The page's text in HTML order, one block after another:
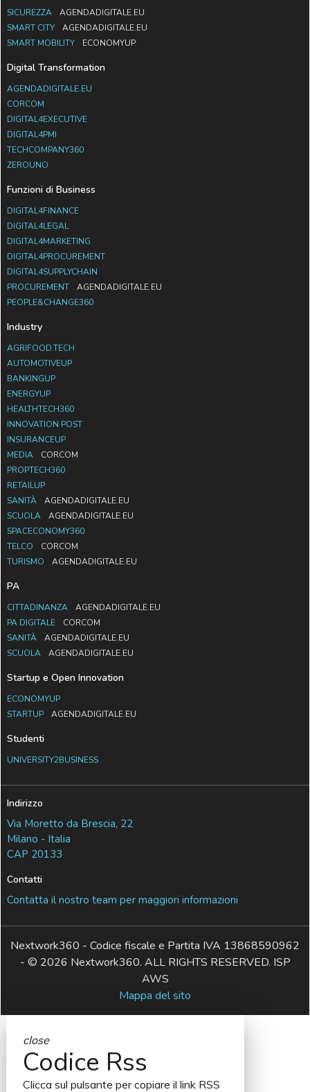
SICUREZZA
AGENDADIGITALE.EU
SMART CITY
AGENDADIGITALE.EU
SMART MOBILITY
ECONOMYUP
Digital Transformation
AGENDADIGITALE.EU
CORCOM
DIGITAL4EXECUTIVE
DIGITAL4PMI
TECHCOMPANY360
ZEROUNO
Funzioni di Business
DIGITAL4FINANCE
DIGITAL4LEGAL
DIGITAL4MARKETING
DIGITAL4PROCUREMENT
DIGITAL4SUPPLYCHAIN
PROCUREMENT
AGENDADIGITALE.EU
PEOPLE&CHANGE360
Industry
AGRIFOOD.TECH
AUTOMOTIVEUP
BANKINGUP
ENERGYUP
HEALTHTECH360
INNOVATION POST
INSURANCEUP
MEDIA
CORCOM
PROPTECH360
RETAILUP
SANITÀ
AGENDADIGITALE.EU
SCUOLA
AGENDADIGITALE.EU
SPACECONOMY360
TELCO
CORCOM
TURISMO
AGENDADIGITALE.EU
PA
CITTADINANZA
AGENDADIGITALE.EU
PA DIGITALE
CORCOM
SANITÀ
AGENDADIGITALE.EU
SCUOLA
AGENDADIGITALE.EU
Startup e Open Innovation
ECONOMYUP
STARTUP
AGENDADIGITALE.EU
Studenti
UNIVERSITY2BUSINESS
Indirizzo
Via Moretto da Brescia, 22
Milano - Italia
CAP 20133
Contatti
Contatta il nostro team per maggiori informazioni
Nextwork360 - Codice fiscale e Partita IVA 13868590962
- © 2026 Nextwork360. ALL RIGHTS RESERVED. ISP
AWS
Mappa del sito
close
Codice Rss
Clicca sul pulsante per copiare il link RSS